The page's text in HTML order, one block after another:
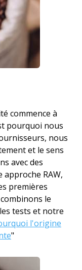
commence à
pourquoi nous
nous
et le sens
avec des
RAW,
premières
le
tests et notre
l'origine
"